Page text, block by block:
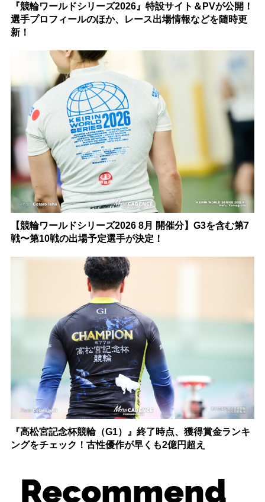
『競輪ワールドシリーズ2026』特設サイト＆PVが公開！
選手プロフィールのほか、レース出場情報などを随時更
新！
【競輪ワールドシリーズ2026 8月 開催分】G3を含む第7
戦〜第10戦の出場予定選手が決定！
『高松宮記念杯競輪（G1）』終了時点、獲得賞金ランキ
ングをチェック！古性優作が早くも2億円超え
Recommend